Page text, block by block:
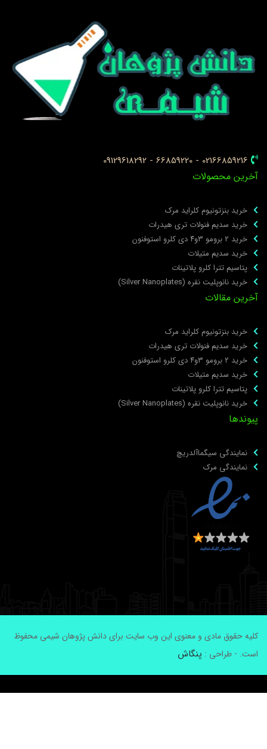
02166859216 - 66859220 - 09129618292
محصولات
خرید بنزتونیوم کلراید مرک
خرید سدیم فنولات تری هیدرات
خرید ۲ برومو ۳و۴ دی‌ کلرو استوفنون
خرید سدیم متیلات
پتاسیم تترا کلرو پلاتینات
خرید نانوپلیت نقره (Silver Nanoplates)
مقالات
خرید بنزتونیوم کلراید مرک
خرید سدیم فنولات تری هیدرات
خرید ۲ برومو ۳و۴ دی‌ کلرو استوفنون
خرید سدیم متیلات
پتاسیم تترا کلرو پلاتینات
خرید نانوپلیت نقره (Silver Nanoplates)
نمایندگی سیگماآلدریچ
نمایندگی مرک
حقوق مادی و معنوی این وب سایت برای دانش پژوهان شیمی محفوظ
- طراحی :پنگاش